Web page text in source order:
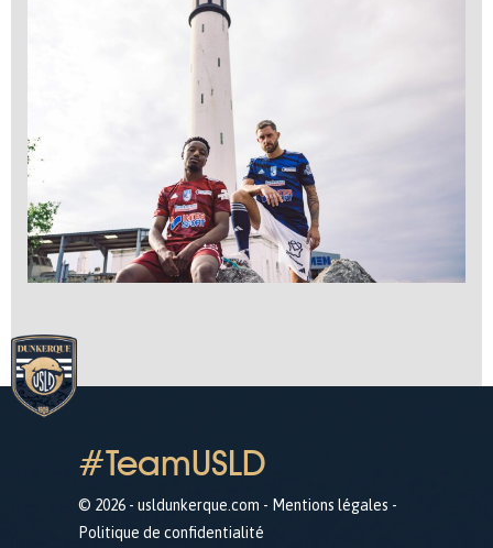
#TeamUSLD
© 2026 - usldunkerque.com - Mentions légales -
Politique de confidentialité